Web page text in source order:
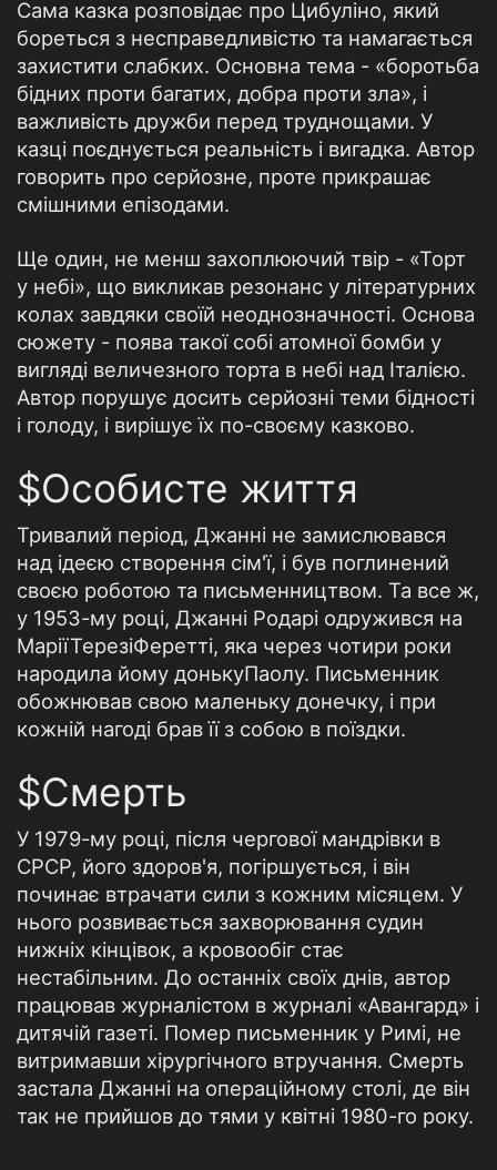
Сама казка розповідає про Цибуліно, який
бореться з несправедливістю та намагається
захистити слабких. Основна тема - «боротьба
бідних проти багатих, добра проти зла», і
важливість дружби перед труднощами. У
казці поєднується реальність і вигадка. Автор
говорить про серйозне, проте прикрашає
смішними епізодами.
Ще один, не менш захоплюючий твір - «Торт
у небі», що викликав резонанс у літературних
колах завдяки своїй неоднозначності. Основа
сюжету - поява такої собі атомної бомби у
вигляді величезного торта в небі над Італією.
Автор порушує досить серйозні теми бідності
і голоду, і вирішує їх по-своєму казково.
$Особисте життя
Тривалий період, Джанні не замислювався
над ідеєю створення сім'ї, і був поглинений
своєю роботою та письменництвом. Та все ж,
у 1953-му році, Джанні Родарі одружився на
МаріїТерезіФеретті, яка через чотири роки
народила йому донькуПаолу. Письменник
обожнював свою маленьку донечку, і при
кожній нагоді брав її з собою в поїздки.
$Смерть
У 1979-му році, після чергової мандрівки в
СРСР, його здоров'я, погіршується, і він
починає втрачати сили з кожним місяцем. У
нього розвивається захворювання судин
нижніх кінцівок, а кровообіг стає
нестабільним. До останніх своїх днів, автор
працював журналістом в журналі «Авангард» і
дитячій газеті. Помер письменник у Римі, не
витримавши хірургічного втручання. Смерть
застала Джанні на операційному столі, де він
так не прийшов до тями у квітні 1980-го року.